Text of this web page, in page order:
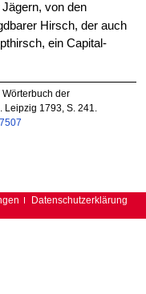
Jägern, von den
Hirsch, der auch
ein Capital-
der
1793, S. 241.
Datenschutzerklärung